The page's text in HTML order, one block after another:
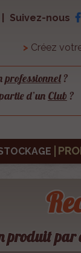
Suivez-nous
> Créez
professionnel?
d’un Club ?
produit par